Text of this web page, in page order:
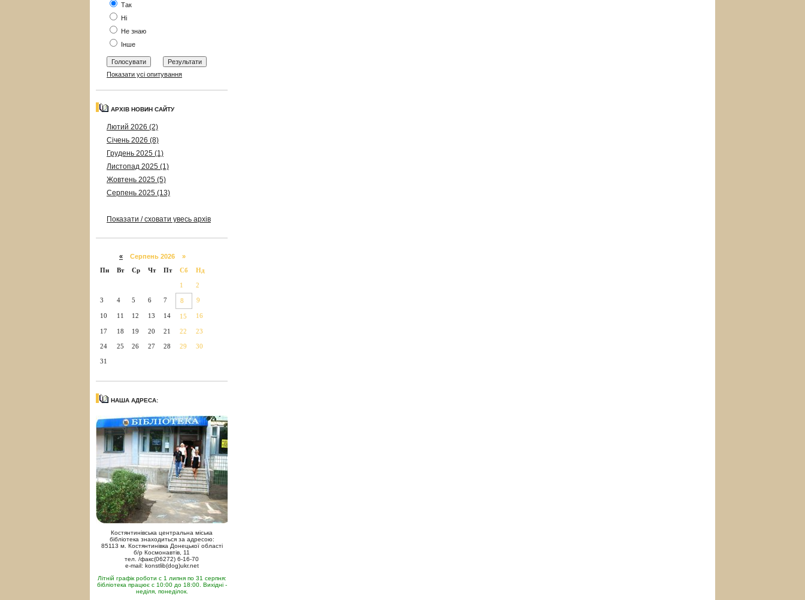
Так
Ні
Не знаю
Інше
Показати усі опитування
АРХІВ НОВИН САЙТУ
Лютий 2026 (2)
Січень 2026 (8)
Грудень 2025 (1)
Листопад 2025 (1)
Жовтень 2025 (5)
Серпень 2025 (13)
Показати / сховати увесь архів
« Серпень 2026 »
Пн
Вт Ср Чт Пт Сб Нд
1 2
3 4 5 6 7 8 9
10 11 12 13 14 15 16
17 18 19 20 21 22 23
24 25 26 27 28 29 30
31
НАША АДРЕСА:
Костянтинівська центральна міська
бібліотека знаходиться за адресою:
85113 м. Костянтинівка Донецької області
б/р Космонавтів, 11
тел. /факс(06272) 6-16-70
e-mail: konstlib(dog)ukr.net
Літній графік роботи с 1 липня по 31 серпня:
бібліотека працює с 10:00 до 18:00. Вихідні -
неділя, понеділок.